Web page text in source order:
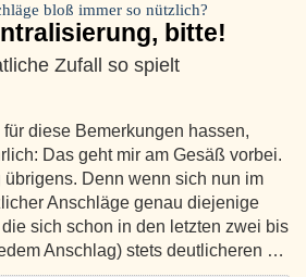
bloß immer so nützlich?
bitte!
Zufall so spielt
diese Bemerkungen hassen,
Das geht mir am Gesäß vorbei.
Denn wenn sich nun im
Anschläge genau diejenige
sich schon in den letzten zwei bis
Anschlag) stets deutlicheren …